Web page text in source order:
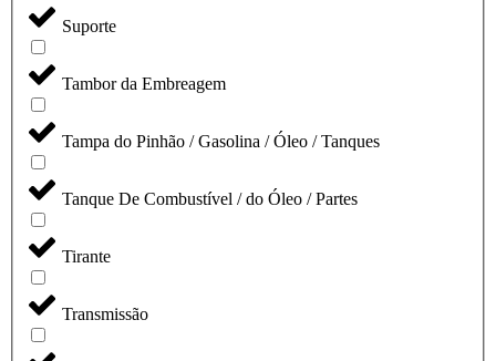
Suporte
Tambor da Embreagem
Tampa do Pinhão / Gasolina / Óleo / Tanques
Tanque De Combustível / do Óleo / Partes
Tirante
Transmissão